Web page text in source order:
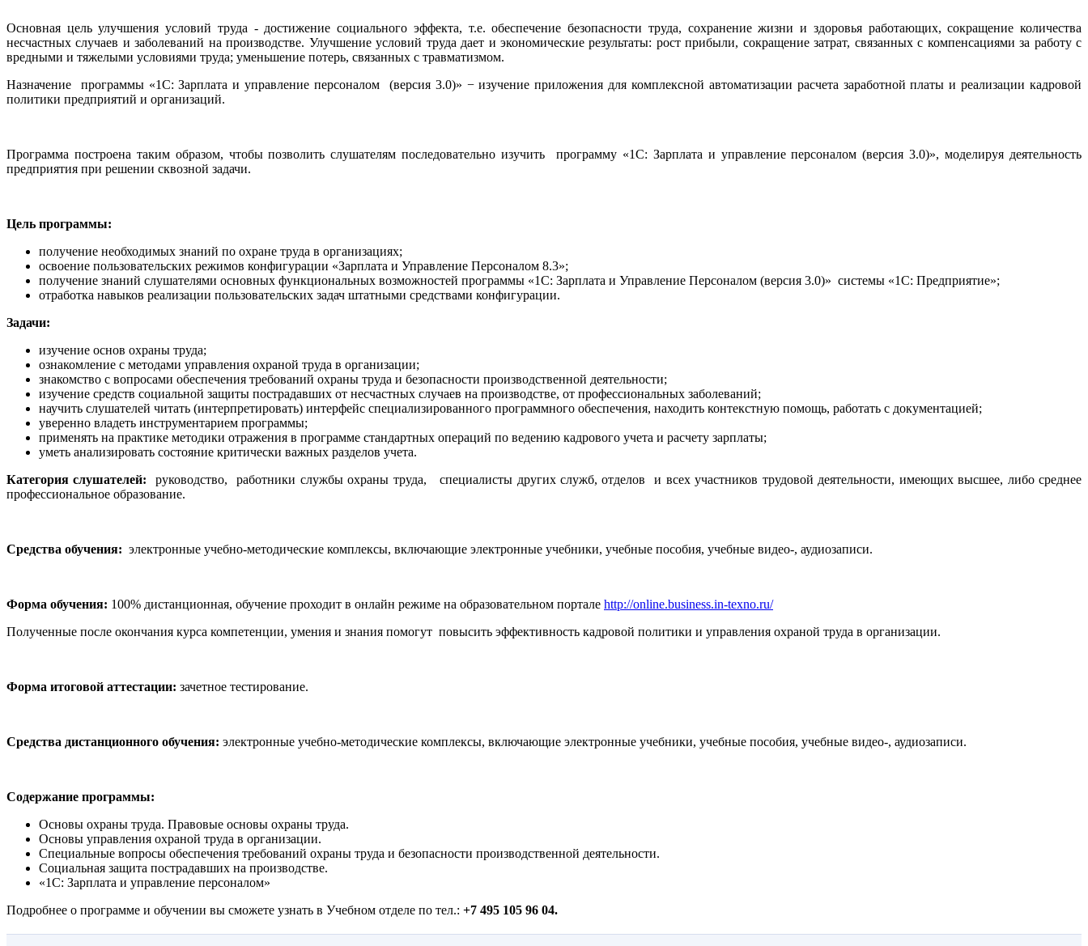
Основная цель улучшения условий труда - достижение социального эффекта, т.е. обеспечение безопасности труда, сохранение жизни и здоровья работающих, сокращение количества
несчастных случаев и заболеваний на производстве. Улучшение условий труда дает и экономические результаты: рост прибыли, сокращение затрат, связанных с компенсациями за работу с
вредными и тяжелыми условиями труда; уменьшение потерь, связанных с травматизмом.
Назначение программы «1С: Зарплата и управление персоналом (версия 3.0)» − изучение приложения для комплексной автоматизации расчета заработной платы и реализации кадровой
политики предприятий и организаций.
Программа построена таким образом, чтобы позволить слушателям последовательно изучить программу «1С: Зарплата и управление персоналом (версия 3.0)», моделируя деятельность
предприятия при решении сквозной задачи.
Цель программы:
получение необходимых знаний по охране труда в организациях;
освоение пользовательских режимов конфигурации «Зарплата и Управление Персоналом 8.3»;
получение знаний слушателями основных функциональных возможностей программы «1С: Зарплата и Управление Персоналом (версия 3.0)» системы «1С: Предприятие»;
отработка навыков реализации пользовательских задач штатными средствами конфигурации.
Задачи:
изучение основ охраны труда;
ознакомление с методами управления охраной труда в организации;
знакомство с вопросами обеспечения требований охраны труда и безопасности производственной деятельности;
изучение средств социальной защиты пострадавших от несчастных случаев на производстве, от профессиональных заболеваний;
научить слушателей читать (интерпретировать) интерфейс специализированного программного обеспечения, находить контекстную помощь, работать с документацией;
уверенно владеть инструментарием программы;
применять на практике методики отражения в программе стандартных операций по ведению кадрового учета и расчету зарплаты;
уметь анализировать состояние критически важных разделов учета.
Категория слушателей:руководство, работники службы охраны труда, специалисты других служб, отделов и всех участников трудовой деятельности, имеющих высшее, либо среднее
профессиональное образование.
Средства обучения: электронные учебно-методические комплексы, включающие электронные учебники, учебные пособия, учебные видео-, аудиозаписи.
Форма обучения: 100% дистанционная, обучение проходит в онлайн режиме на образовательном портале http://online.business.in-texno.ru/
Полученные после окончания курса компетенции, умения и знания помогут повысить эффективность кадровой политики и управления охраной труда в организации.
Форма итоговой аттестации: зачетное тестирование.
Средства дистанционного обучения: электронные учебно-методические комплексы, включающие электронные учебники, учебные пособия, учебные видео-, аудиозаписи.
Содержание программы:
Основы охраны труда. Правовые основы охраны труда.
Основы управления охраной труда в организации.
Специальные вопросы обеспечения требований охраны труда и безопасности производственной деятельности.
Социальная защита пострадавших на производстве.
«1С: Зарплата и управление персоналом»
Подробнее о программе и обучении вы сможете узнать в Учебном отделе по тел.: +7 495 105 96 04.